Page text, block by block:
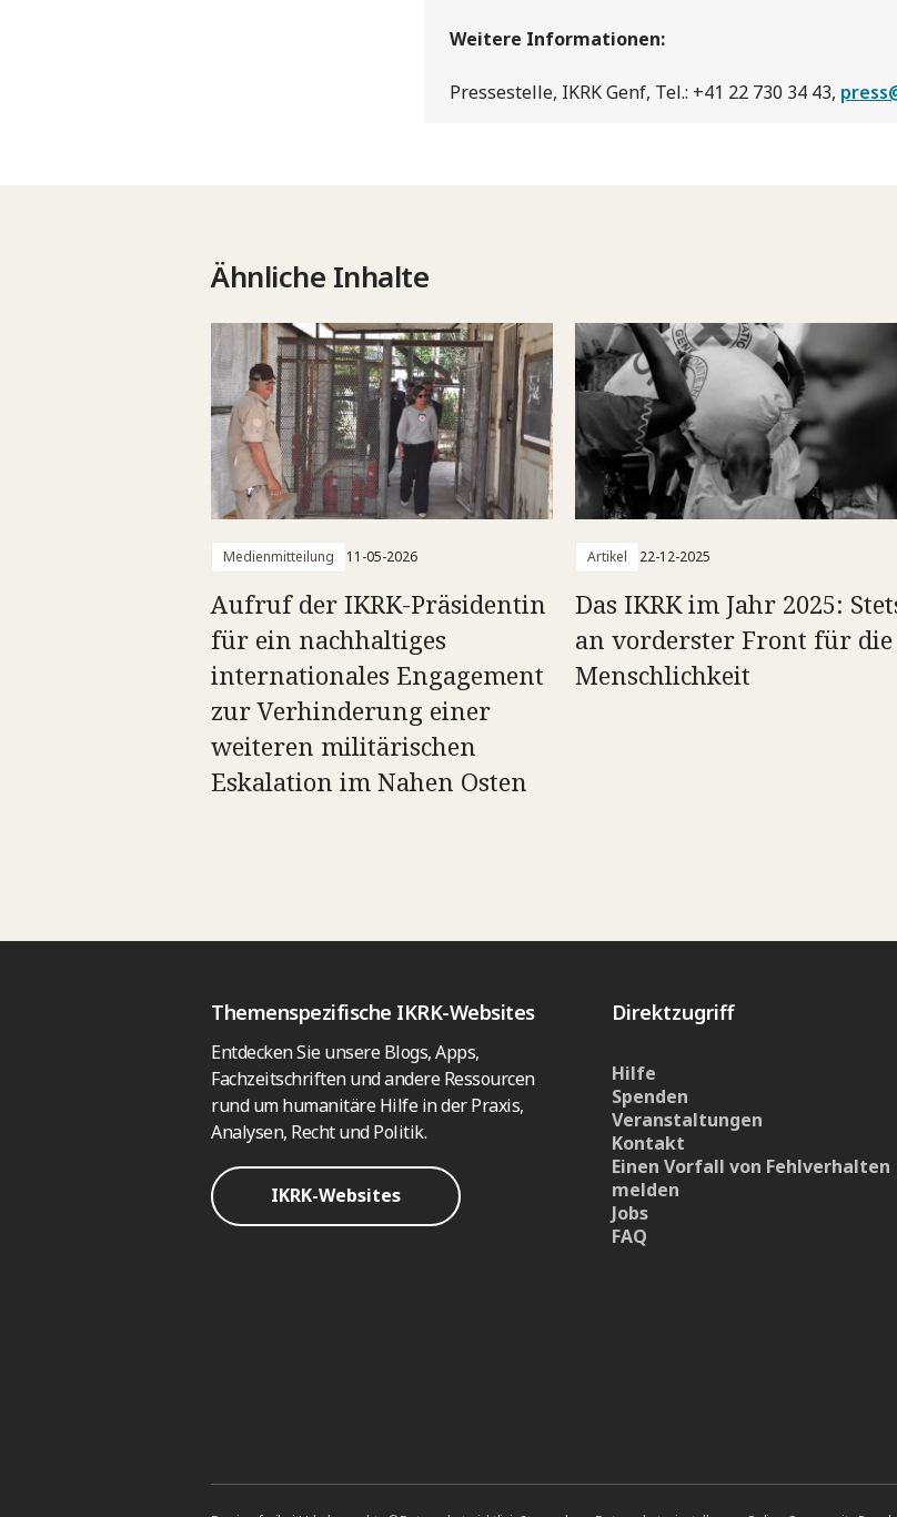
Weitere Informationen:
Pressestelle, IKRK Genf, Tel.: +41 22 730 34 43,
Ähnliche Inhalte
Medienmitteilung 11-05-2026
Aufruf der IKRK-Präsidentin
für ein nachhaltiges
internationales Engagement
zur Verhinderung einer
weiteren militärischen
Eskalation im Nahen Osten
Artikel 22-12-2025
Das IKRK im Jahr 2025:
an vorderster Front für die
Menschlichkeit
Themenspezifische IKRK-Websites
Entdecken Sie unsere Blogs, Apps,
Fachzeitschriften und andere Ressourcen
rund um humanitäre Hilfe in der Praxis,
Analysen, Recht und Politik.
IKRK-Websites
Direktzugriff
Hilfe
Spenden
Veranstaltungen
Kontakt
Einen Vorfall von Fehlverhalten
melden
Jobs
FAQ